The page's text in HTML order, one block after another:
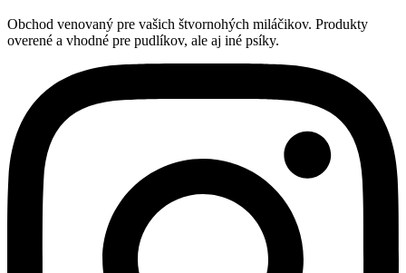
Obchod venovaný pre vašich štvornohých miláčikov. Produkty
overené a vhodné pre pudlíkov, ale aj iné psíky.